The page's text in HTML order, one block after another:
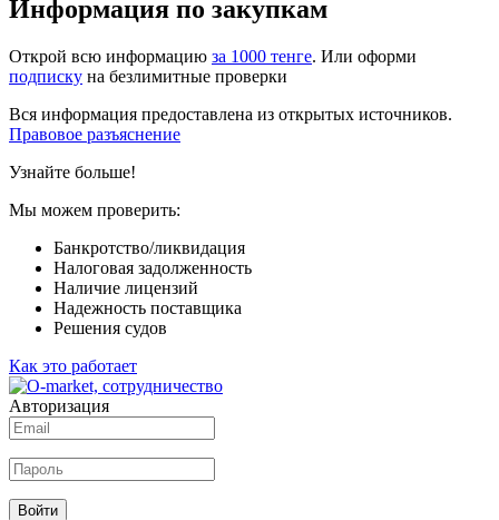
Информация по закупкам
Открой всю информацию за 1000 тенге. Или оформи
подписку на безлимитные проверки
Вся информация предоставлена из открытых источников.
Правовое разъяснение
Узнайте больше!
Мы можем проверить:
Банкротство/ликвидация
Налоговая задолженность
Наличие лицензий
Надежность поставщика
Решения судов
Как это работает
Авторизация
Войти